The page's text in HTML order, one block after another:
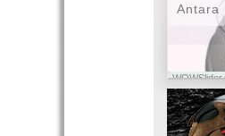
Antara